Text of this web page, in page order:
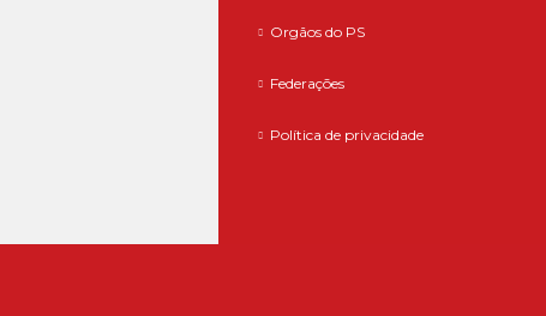
Orgãos do PS
Federações
Política de privacidade